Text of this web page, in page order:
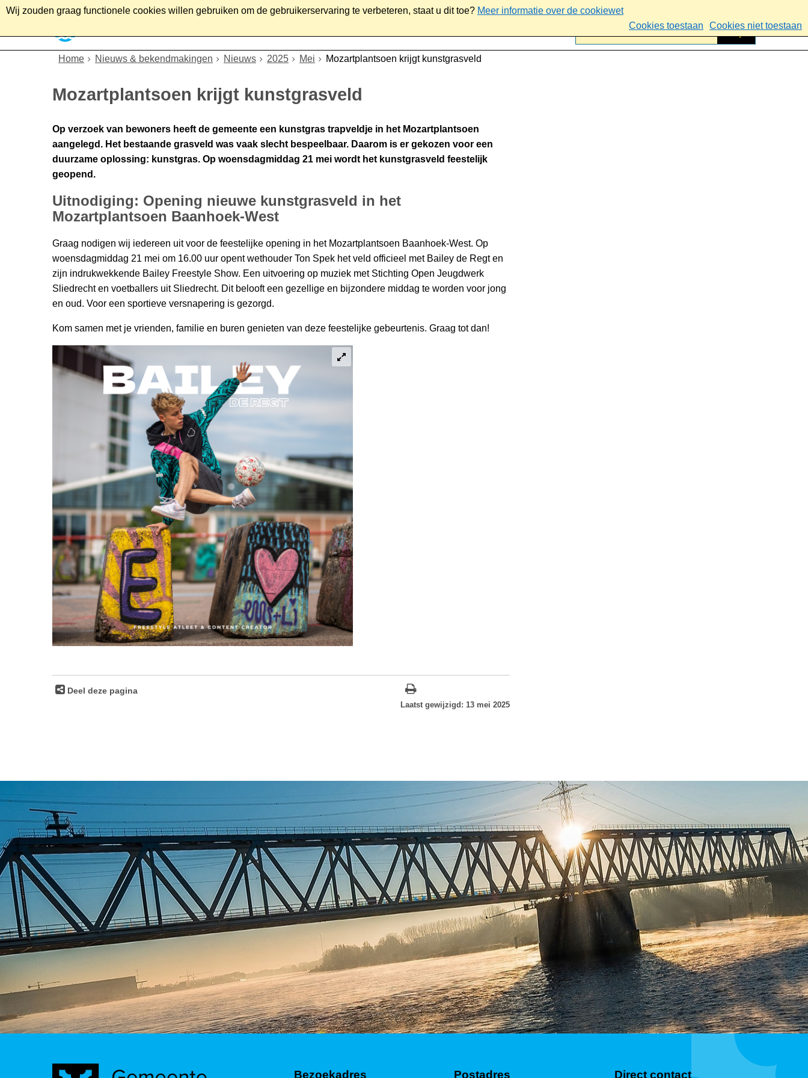
Wij zouden graag functionele cookies willen gebruiken om de gebruikerservaring te verbeteren, staat u dit toe? Meer informatie over de cookiewet
Cookies toestaan
Cookies niet toestaan
Home Nieuws & bekendmakingen Nieuws 2025 Mei Mozartplantsoen krijgt kunstgrasveld
Mozartplantsoen krijgt kunstgrasveld
Op verzoek van bewoners heeft de gemeente een kunstgras trapveldje in het Mozartplantsoen
aangelegd. Het bestaande grasveld was vaak slecht bespeelbaar. Daarom is er gekozen voor een
duurzame oplossing: kunstgras. Op woensdagmiddag 21 mei wordt het kunstgrasveld feestelijk
geopend.
Uitnodiging: Opening nieuwe kunstgrasveld in het
Mozartplantsoen Baanhoek-West
Graag nodigen wij iedereen uit voor de feestelijke opening in het Mozartplantsoen Baanhoek-West. Op
woensdagmiddag 21 mei om 16.00 uur opent wethouder Ton Spek het veld officieel met Bailey de Regt en
zijn indrukwekkende Bailey Freestyle Show. Een uitvoering op muziek met Stichting Open Jeugdwerk
Sliedrecht en voetballers uit Sliedrecht. Dit belooft een gezellige en bijzondere middag te worden voor jong
en oud. Voor een sportieve versnapering is gezorgd.
Kom samen met je vrienden, familie en buren genieten van deze feestelijke gebeurtenis. Graag tot dan!
Deel deze pagina
Laatst gewijzigd: 13 mei 2025
Bezoekadres Postadres Direct contact